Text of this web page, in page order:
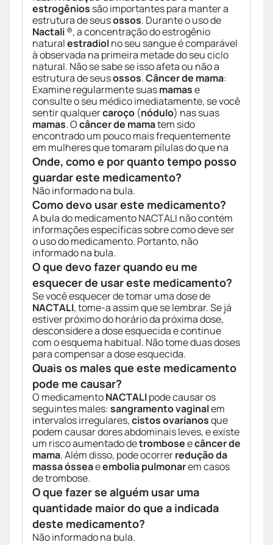
estrogênios são importantes para manter a
estrutura de seusossos. Durante o uso de
Nactali®, a concentração do estrogênio
naturalestradiolno seu sangue é comparável
à observada na primeira metade do seu ciclo
natural. Não se sabe se isso afeta ou não a
estrutura de seusossos.Câncer de mama:
Examine regularmente suasmamase
consulte o seu médico imediatamente, se você
sentir qualquercaroço (nódulo) nas suas
mamas. Ocâncer de mamatem sido
encontrado um pouco mais frequentemente
em mulheres que tomaram pílulas do que na
Onde, como e por quanto tempo posso
guardar este medicamento?
Não informado na bula.
Como devo usar este medicamento?
A bula do medicamento NACTALI não contém
informações específicas sobre como deve ser
o uso do medicamento. Portanto, não
informado na bula.
O que devo fazer quando eu me
esquecer de usar este medicamento?
Se você esquecer de tomar uma dose de
NACTALI, tome-a assim que se lembrar. Se já
estiver próximo do horário da próxima dose,
desconsidere a dose esquecida e continue
com o esquema habitual. Não tome duas doses
para compensar a dose esquecida.
Quais os males que este medicamento
pode me causar?
O medicamentoNACTALIpode causar os
seguintes males:sangramento vaginalem
intervalos irregulares,cistos ovarianosque
podem causar dores abdominais leves, e existe
um risco aumentado detromboseecâncer de
mama. Além disso, pode ocorrerredução da
massa ósseaeembolia pulmonarem casos
de trombose.
O que fazer se alguém usar uma
quantidade maior do que a indicada
deste medicamento?
Não informado na bula.